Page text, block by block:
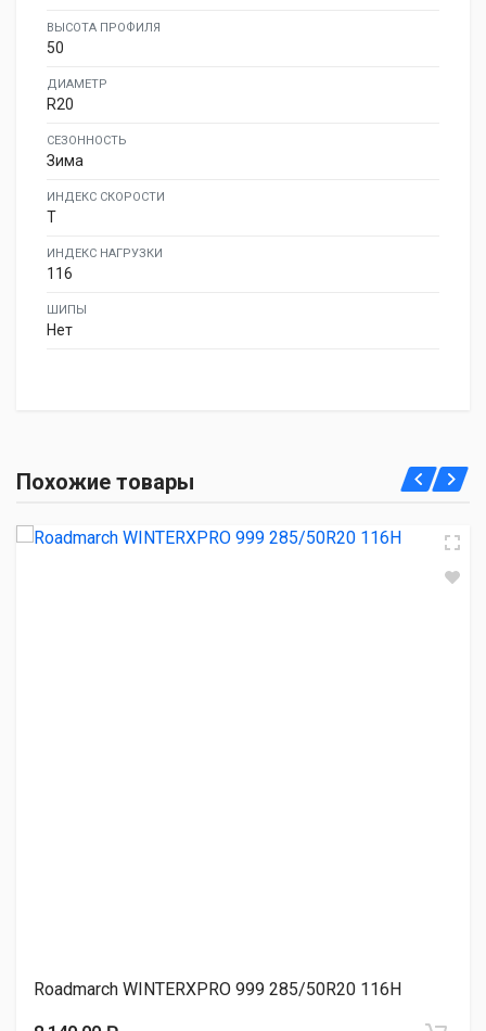
ВЫСОТА ПРОФИЛЯ
50
ДИАМЕТР
R20
СЕЗОННОСТЬ
Зима
ИНДЕКС СКОРОСТИ
T
ИНДЕКС НАГРУЗКИ
116
ШИПЫ
Нет
Tourador WINTER PRO TSU1 285/50R20 112H
Похожие товары
Roadmarch WINTERXPRO 999 285/50R20 116H